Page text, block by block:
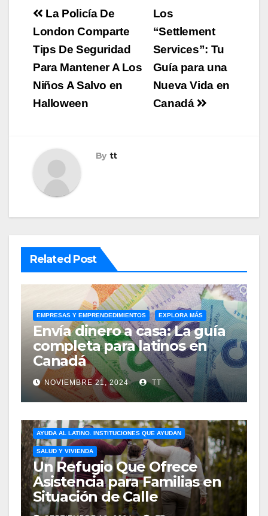
Navegación
de
entradas
Los
“Settlement
Services”: Tu
Guía para una
Nueva Vida en
Canadá
La Policía De
London Comparte
Tips De Seguridad
Para Mantener A Los
Niños A Salvo en
Halloween
By tt
Related Post
EMPRESAS Y EMPRENDEDIMIENTOS EXPLORA MÁS
Envía dinero a casa: La guía
completa para latinos en
Canadá
NOVIEMBRE 21, 2024 TT
AYUDA AL LATINO. INSTITUCIONES QUE AYUDAN
SALUD Y VIVIENDA
Un Refugio Que Ofrece
Asistencia para Familias en
Situación de Calle